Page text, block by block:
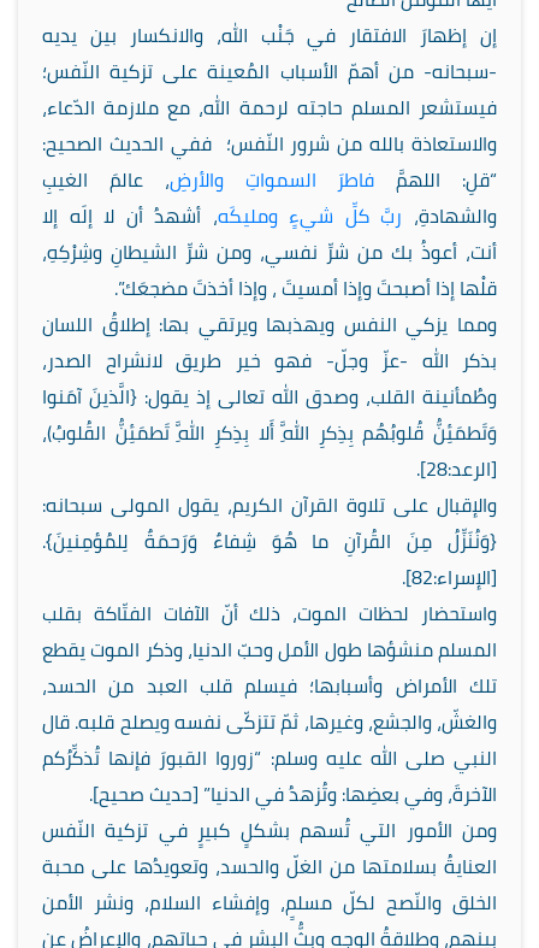
إن إظهارَ الافتقار في جَنْب الله، والانكسار بين يديه
-سبحانه- من أهمّ الأسباب المُعينة على تزكية النّفس؛
فيستشعر المسلم حاجته لرحمة الله، مع ملازمة الدّعاء،
والاستعاذة بالله من شرور النّفس؛ ففي الحديث الصحيح:
“قلِ: اللهمَّ فاطرَ السمواتِ والأرضِ، عالمَ الغيبِ
والشهادةِ، ربَّ كلِّ شيءٍ ومليكَه، أشهدُ أن لا إلَه إلا
أنت، أعوذُ بك من شرِّ نفسي، ومن شرِّ الشيطانِ وشِرْكِهِ،
قلْها إذا أصبحتَ وإذا أمسيتَ ، وإذا أخذتَ مضجعَك”.
ومما يزكي النفس ويهذبها ويرتقي بها: إطلاقُ اللسان
بذكر الله -عزّ وجلّ- فهو خير طريق لانشراح الصدر،
وطُمأنينة القلب، وصدق الله تعالى إذ يقول: {الَّذينَ آمَنوا
وَتَطمَئِنُّ قُلوبُهُم بِذِكرِ اللَّهِ أَلا بِذِكرِ اللَّهِ تَطمَئِنُّ القُلوبُ)،
[الرعد:28].
والإقبال على تلاوة القرآن الكريم، يقول المولى سبحانه:
{وَنُنَزِّلُ مِنَ القُرآنِ ما هُوَ شِفاءٌ وَرَحمَةٌ لِلمُؤمِنينَ}.
[الإسراء:82].
واستحضار لحظات الموت، ذلك أنّ الآفات الفتّاكة بقلب
المسلم منشؤها طول الأمل وحبّ الدنيا، وذكر الموت يقطع
تلك الأمراض وأسبابها؛ فيسلم قلب العبد من الحسد،
والغشّ، والجشع، وغيرها، ثمّ تتزكّى نفسه ويصلح قلبه. قال
النبي صلى الله عليه وسلم: “زوروا القبورَ فإنها تُذكِّرُكم
الآخرةَ، وفي بعضِها: وتُزهدُ في الدنيا” [حديث صحيح].
ومن الأمور التي تُسهم بشكلٍ كبيرٍ في تزكية النّفس
العنايةُ بسلامتها من الغلّ والحسد، وتعويدُها على محبة
الخلق والنّصح لكلّ مسلمٍ، وإفشاء السلام، ونشر الأمن
بينهم، وطلاقةُ الوجه وبثُّ البِشر في حياتهم، والإعراضُ عن